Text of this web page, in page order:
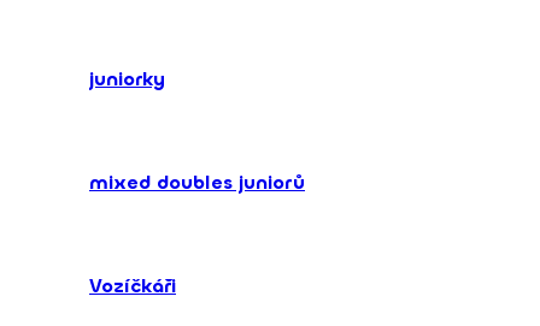
juniorky
mixed doubles juniorů
Vozíčkáři